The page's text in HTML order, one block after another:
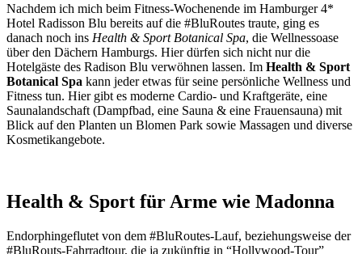
Nachdem ich mich beim Fitness-Wochenende im Hamburger 4*
Hotel Radisson Blu bereits auf die #BluRoutes traute, ging es
danach noch ins Health & Sport Botanical Spa, die Wellnessoase
über den Dächern Hamburgs. Hier dürfen sich nicht nur die
Hotelgäste des Radison Blu verwöhnen lassen. Im Health & Sport
Botanical Spa kann jeder etwas für seine persönliche Wellness und
Fitness tun. Hier gibt es moderne Cardio- und Kraftgeräte, eine
Saunalandschaft (Dampfbad, eine Sauna & eine Frauensauna) mit
Blick auf den Planten un Blomen Park sowie Massagen und diverse
Kosmetikangebote.
Health & Sport für Arme wie Madonna
Endorphingeflutet von dem #BluRoutes-Lauf, beziehungsweise der
#BluRouts-Fahrradtour, die ja zukünftig in “Hollywood-Tour”